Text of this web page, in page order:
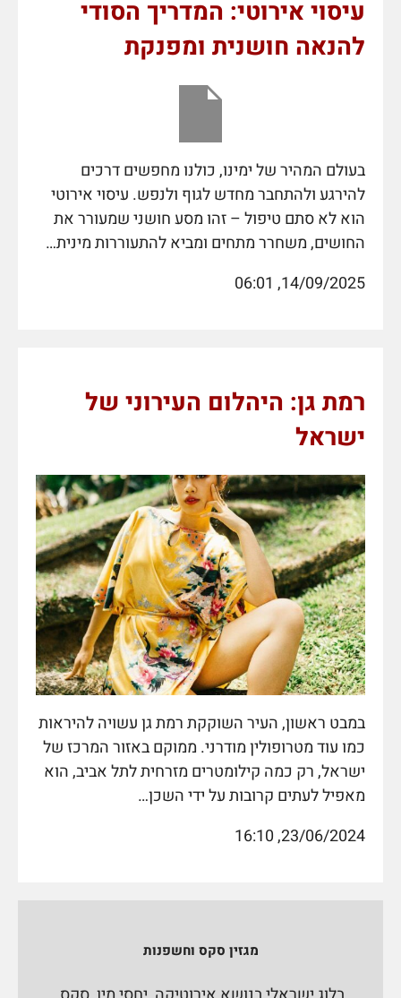
עיסוי אירוטי: המדריך הסודי
להנאה חושנית ומפנקת
בעולם המהיר של ימינו, כולנו מחפשים דרכים
להירגע ולהתחבר מחדש לגוף ולנפש. עיסוי אירוטי
הוא לא סתם טיפול – זהו מסע חושני שמעורר את
החושים, משחרר מתחים ומביא להתעוררות מינית…
14/09/2025, 06:01
רמת גן: היהלום העירוני של
ישראל
במבט ראשון, העיר השוקקת רמת גן עשויה להיראות
כמו עוד מטרופולין מודרני. ממוקם באזור המרכז של
ישראל, רק כמה קילומטרים מזרחית לתל אביב, הוא
מאפיל לעתים קרובות על ידי השכן…
23/06/2024, 16:10
מגזין סקס וחשפנות